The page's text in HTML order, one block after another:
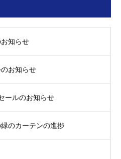
知らせ
お知らせ
ールのお知らせ
のカーテンの進捗